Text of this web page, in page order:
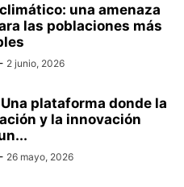
una amenaza
las poblaciones más
- 2 junio, 2026
Una plataforma donde la
y la innovación
- 26 mayo, 2026